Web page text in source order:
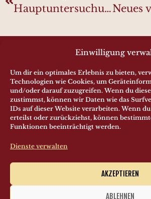
Einwilligung
Um dir ein optimales Erlebnis zu bieten,
Technologien wie Cookies, um
und/oder darauf zuzugreifen. Wenn du
zustimmst, können wir Daten wie das
IDs auf dieser Website verarbeiten. Wenn
erteilst oder zurückziehst, können
Funktionen beeinträchtigt werden.
Dienste verwalten
AKZEPTIEREN
ABLEHNEN
Hauptuntersuchung Schienenbus
Förderverein
Beförderungsbedingungen/